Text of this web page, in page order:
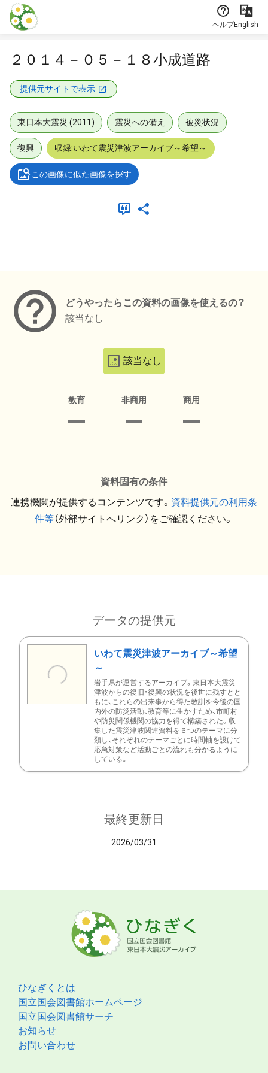
本文に飛ぶ
ヘルプEnglish
２０１４－０５－１８小成道路
提供元サイトで表示
東日本大震災 (2011) 震災への備え 被災状況
復興 収録:いわて震災津波アーカイブ～希望～
この画像に似た画像を探す
どうやったらこの資料の画像を使えるの？
該当なし
該当なし
教育 非商用 商用
資料固有の条件
連携機関が提供するコンテンツです。 資料提供元の利用条
件等（外部サイトへリンク）をご確認ください。
データの提供元
いわて震災津波アーカイブ～希望
～
岩手県が運営するアーカイブ。東日本大震災
津波からの復旧・復興の状況を後世に残すとと
もに、これらの出来事から得た教訓を今後の国
内外の防災活動、教育等に生かすため、市町村
や防災関係機関の協力を得て構築された。収
集した震災津波関連資料を６つのテーマに分
類し、それぞれのテーマごとに時間軸を設けて
応急対策など活動ごとの流れも分かるように
している。
最終更新日
2026/03/31
ひなぎくとは
国立国会図書館ホームページ
国立国会図書館サーチ
お知らせ
お問い合わせ